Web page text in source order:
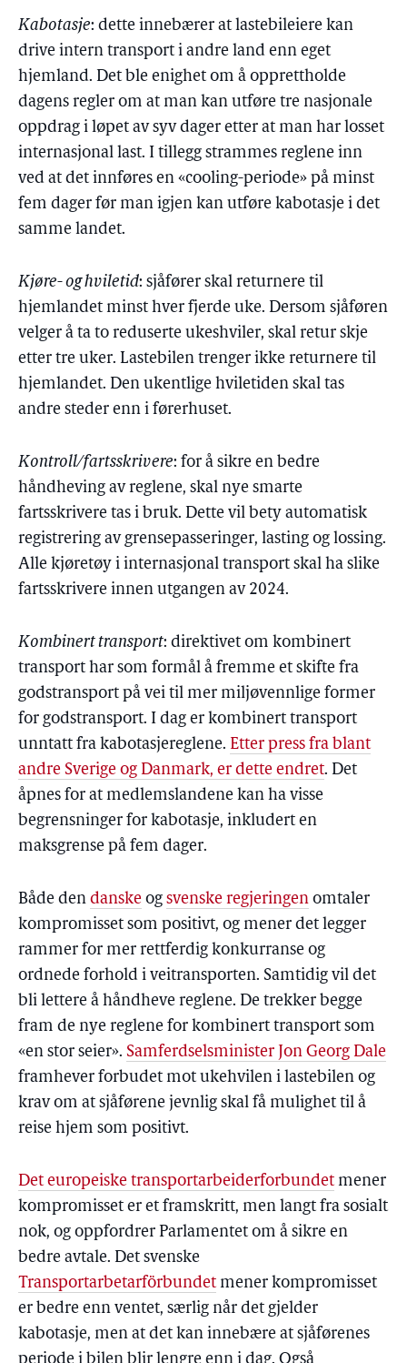
Kabotasje: dette innebærer at lastebileiere kan
drive intern transport i andre land enn eget
hjemland. Det ble enighet om å opprettholde
dagens regler om at man kan utføre tre nasjonale
oppdrag i løpet av syv dager etter at man har losset
internasjonal last. I tillegg strammes reglene inn
ved at det innføres en «cooling-periode» på minst
fem dager før man igjen kan utføre kabotasje i det
samme landet.
Kjøre- og hviletid: sjåfører skal returnere til
hjemlandet minst hver fjerde uke. Dersom sjåføren
velger å ta to reduserte ukeshviler, skal retur skje
etter tre uker. Lastebilen trenger ikke returnere til
hjemlandet. Den ukentlige hviletiden skal tas
andre steder enn i førerhuset.
Kontroll/fartsskrivere: for å sikre en bedre
håndheving av reglene, skal nye smarte
fartsskrivere tas i bruk. Dette vil bety automatisk
registrering av grensepasseringer, lasting og lossing.
Alle kjøretøy i internasjonal transport skal ha slike
fartsskrivere innen utgangen av 2024.
Kombinert transport: direktivet om kombinert
transport har som formål å fremme et skifte fra
godstransport på vei til mer miljøvennlige former
for godstransport. I dag er kombinert transport
unntatt fra kabotasjereglene. Etter press fra blant
andre Sverige og Danmark, er dette endret. Det
åpnes for at medlemslandene kan ha visse
begrensninger for kabotasje, inkludert en
maksgrense på fem dager.
Både den danske og svenske regjeringen omtaler
kompromisset som positivt, og mener det legger
rammer for mer rettferdig konkurranse og
ordnede forhold i veitransporten. Samtidig vil det
bli lettere å håndheve reglene. De trekker begge
fram de nye reglene for kombinert transport som
«en stor seier». Samferdselsminister Jon Georg Dale
framhever forbudet mot ukehvilen i lastebilen og
krav om at sjåførene jevnlig skal få mulighet til å
reise hjem som positivt.
Det europeiske transportarbeiderforbundet mener
kompromisset er et framskritt, men langt fra sosialt
nok, og oppfordrer Parlamentet om å sikre en
bedre avtale. Det svenske
Transportarbetarförbundet mener kompromisset
er bedre enn ventet, særlig når det gjelder
kabotasje, men at det kan innebære at sjåførenes